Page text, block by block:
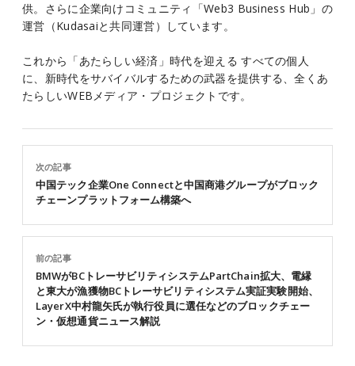
供。さらに企業向けコミュニティ「Web3 Business Hub」の
運営（Kudasaiと共同運営）しています。
これから「あたらしい経済」時代を迎える すべての個人
に、新時代をサバイバルするための武器を提供する、全くあ
たらしいWEBメディア・プロジェクトです。
前の記事
BMWがBCトレーサビリティシステムPartChain拡大、電縁
と東大が漁獲物BCトレーサビリティシステム実証実験開始、
LayerX中村龍矢氏が執行役員に選任などのブロックチェー
ン・仮想通貨ニュース解説
次の記事
中国テック企業One Connectと中国商港グループがブロック
チェーンプラットフォーム構築へ